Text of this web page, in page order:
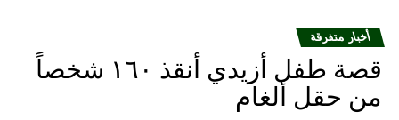
أخبار متفرقة
قصة طفل أزيدي أنقذ ١٦٠ شخصاً
من حقل ألغام